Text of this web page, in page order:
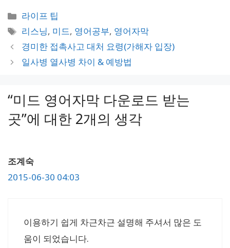
카
테
고
리
라이프 팁
태
그
리스닝, 미드, 영어공부, 영어자막
경미한 접촉사고 대처 요령(가해자 입장)
일사병 열사병 차이 & 예방법
“미드 영어자막 다운로드 받는
곳”에 대한 2개의 생각
조계숙
2015-06-30 04:03
이용하기 쉽게 차근차근 설명해 주셔서 많은 도
움이 되었습니다.